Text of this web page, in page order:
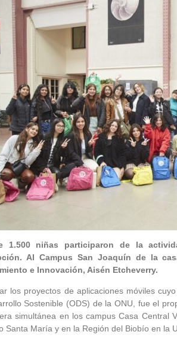
1.500 niñas participaron de la
Al Campus San Joaquín de la
e Innovación, Aisén Etcheverry.
los proyectos de aplicaciones móviles
Sostenible (ODS) de la ONU, fue el
simultánea en los campus Casa Central
Santa María y en la Región del Biobío en la